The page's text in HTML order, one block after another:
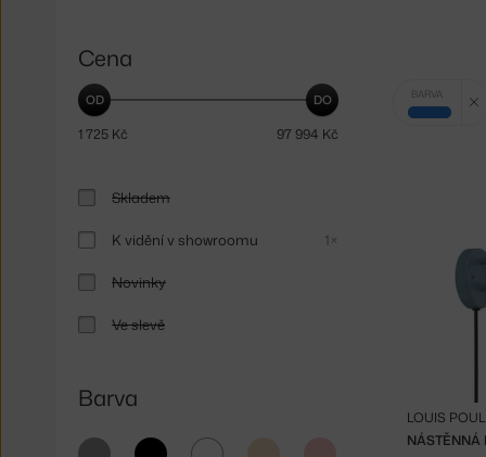
Cena
1 725 Kč 97 994 Kč
Skladem
K vidění v showroomu 1×
Novinky
Ve slevě
Barva
šedá černá bílá
Vybrané
filtry:
BARVA
modrá
NÁSTĚNNÁ
LOUIS